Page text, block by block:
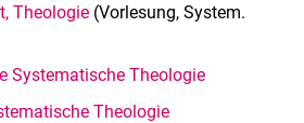
Theologie (Vorlesung, System.
Systematische Theologie
Theologie